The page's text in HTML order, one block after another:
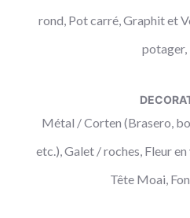
rond, Pot carré, Graphit et
potager,
Métal / Corten (Brasero,
etc.), Galet / roches, Fleur
Tête Moai,